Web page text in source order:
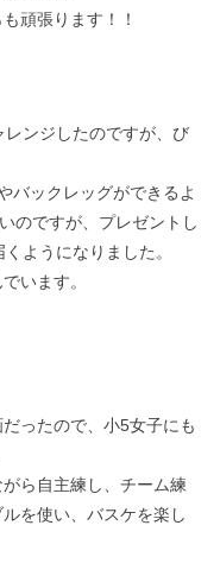
頑張ります！！
ンジしたのですが、び
バックレッグができるよ
のですが、プレゼントし
ようになりました。
います。
ったので、小5女子にも
ら自主練し、チーム練
を使い、バスケを楽し